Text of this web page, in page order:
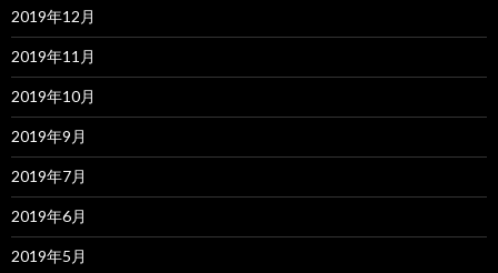
2019年12月
2019年11月
2019年10月
2019年9月
2019年7月
2019年6月
2019年5月